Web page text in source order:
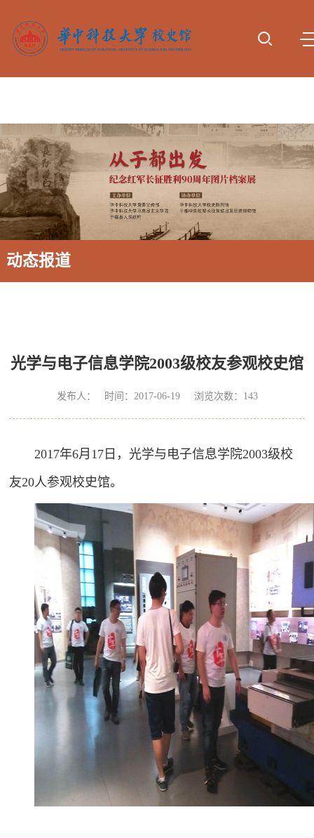
首页 参观服 专题展 动态报
动态报道
光学与电子信息学院2003级校友参观校史馆
发布人： 时间：2017-06-19 浏览次数： 143
2017年6月17日，光学与电子信息学院2003级校
友20人参观校史馆。